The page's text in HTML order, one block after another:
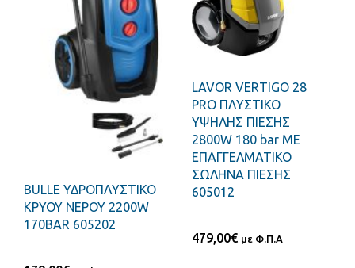
BULLE ΥΔΡΟΠΛΥΣΤΙΚΟ
ΚΡΥΟΥ ΝΕΡΟΥ 2200W
170BAR 605202
LAVOR VERTIGO 28
PRO ΠΛΥΣΤΙΚΟ
ΥΨΗΛΗΣ ΠΙΕΣΗΣ
2800W 180 bar ΜΕ
ΕΠΑΓΓΕΛΜΑΤΙΚΟ
ΣΩΛΗΝΑ ΠΙΕΣΗΣ
605012
479,00€ με Φ.Π.Α